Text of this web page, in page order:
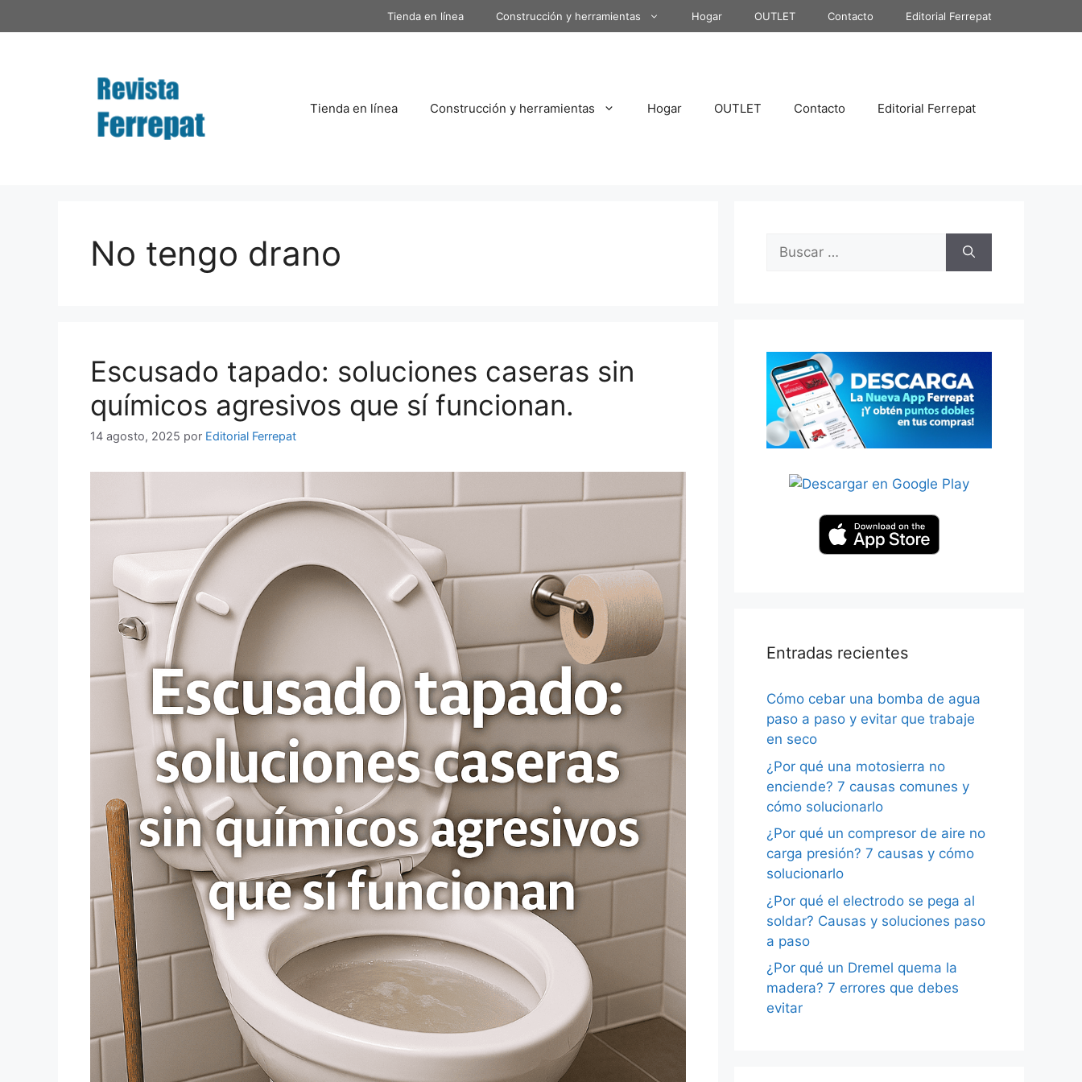
al
Tienda en línea Construcción y herramientas Hogar OUTLET Contacto Editorial Ferrepat
Tienda en línea Construcción y herramientas Hogar OUTLET Contacto Editorial Ferrepat
No tengo drano
Escusado tapado: soluciones caseras sin
químicos agresivos que sí funcionan.
14 agosto, 2025 por Editorial Ferrepat
Buscar:
Entradas recientes
Cómo cebar una bomba de agua
paso a paso y evitar que trabaje
en seco
¿Por qué una motosierra no
enciende? 7 causas comunes y
cómo solucionarlo
¿Por qué un compresor de aire no
carga presión? 7 causas y cómo
solucionarlo
¿Por qué el electrodo se pega al
soldar? Causas y soluciones paso
a paso
¿Por qué un Dremel quema la
madera? 7 errores que debes
evitar